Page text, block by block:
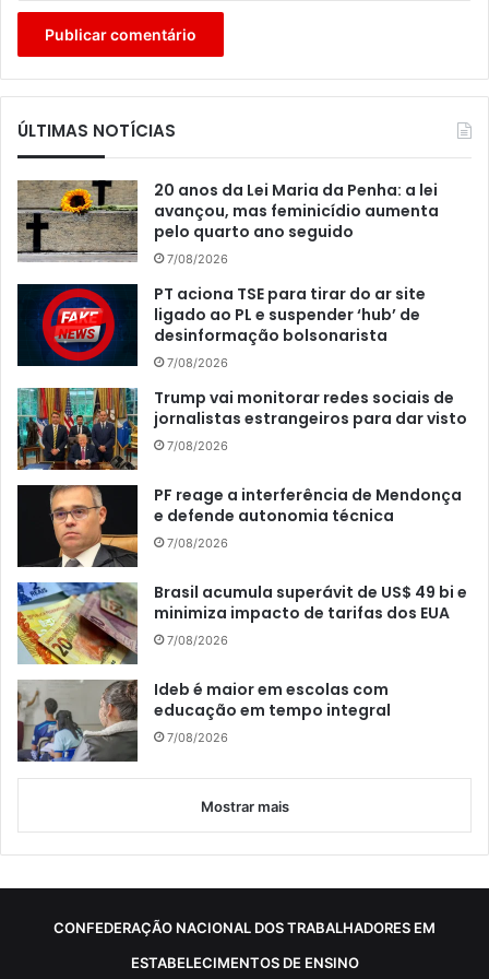
ÚLTIMAS NOTÍCIAS
20 anos da Lei Maria da Penha: a lei
avançou, mas feminicídio aumenta
pelo quarto ano seguido
7/08/2026
PT aciona TSE para tirar do ar site
ligado ao PL e suspender ‘hub’ de
desinformação bolsonarista
7/08/2026
Trump vai monitorar redes sociais de
jornalistas estrangeiros para dar visto
7/08/2026
PF reage a interferência de Mendonça
e defende autonomia técnica
7/08/2026
Brasil acumula superávit de US$ 49 bi e
minimiza impacto de tarifas dos EUA
7/08/2026
Ideb é maior em escolas com
educação em tempo integral
7/08/2026
Mostrar mais
CONFEDERAÇÃO NACIONAL DOS TRABALHADORES EM
ESTABELECIMENTOS DE ENSINO